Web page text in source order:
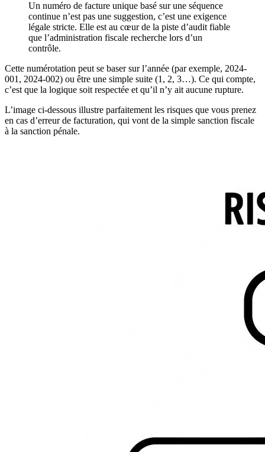
Un numéro de facture unique basé sur une séquence
continue n’est pas une suggestion, c’est une exigence
légale stricte. Elle est au cœur de la piste d’audit fiable
que l’administration fiscale recherche lors d’un
contrôle.
Cette numérotation peut se baser sur l’année (par exemple, 2024-
001, 2024-002) ou être une simple suite (1, 2, 3…). Ce qui compte,
c’est que la logique soit respectée et qu’il n’y ait aucune rupture.
L’image ci-dessous illustre parfaitement les risques que vous prenez
en cas d’erreur de facturation, qui vont de la simple sanction fiscale
à la sanction pénale.